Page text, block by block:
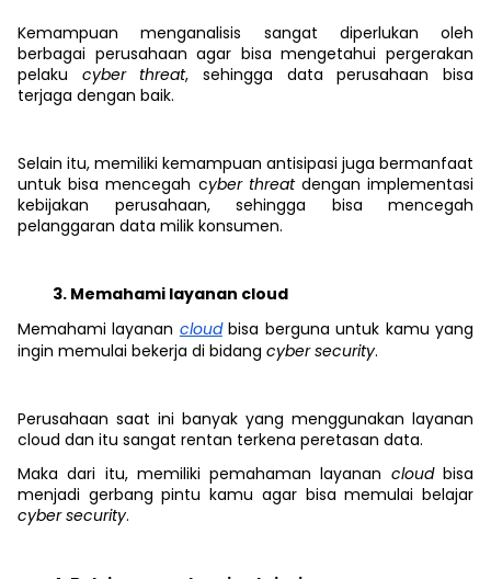
Kemampuan menganalisis sangat diperlukan oleh
berbagai perusahaan agar bisa mengetahui pergerakan
pelaku cyber threat, sehingga data perusahaan bisa
terjaga dengan baik.
Selain itu, memiliki kemampuan antisipasi juga bermanfaat
untuk bisa mencegah cyber threatdengan implementasi
kebijakan perusahaan, sehingga bisa mencegah
pelanggaran data milik konsumen.
Memahami layanan cloud
Memahami layanan cloud bisa berguna untuk kamu yang
ingin memulai bekerja di bidang cyber security.
Perusahaan saat ini banyak yang menggunakan layanan
cloud dan itu sangat rentan terkena peretasan data.
Maka dari itu, memiliki pemahaman layanan cloudbisa
menjadi gerbang pintu kamu agar bisa memulai belajar
cyber security.